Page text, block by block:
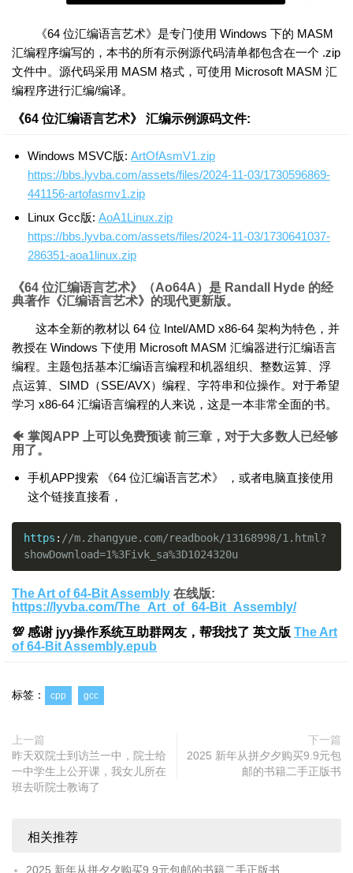
《64 位汇编语言艺术》是专门使用 Windows 下的 MASM
汇编程序编写的，本书的所有示例源代码清单都包含在一个 .zip
文件中。源代码采用 MASM 格式，可使用 Microsoft MASM 汇
编程序进行汇编/编译。
《64 位汇编语言艺术》 汇编示例源码文件:
Windows MSVC版: ArtOfAsmV1.zip
https://bbs.lyvba.com/assets/files/2024-11-03/1730596869-
441156-artofasmv1.zip
Linux Gcc版: AoA1Linux.zip
https://bbs.lyvba.com/assets/files/2024-11-03/1730641037-
286351-aoa1linux.zip
《64 位汇编语言艺术》（Ao64A）是 Randall Hyde 的经
典著作《汇编语言艺术》的现代更新版。
这本全新的教材以 64 位 Intel/AMD x86-64 架构为特色，并
教授在 Windows 下使用 Microsoft MASM 汇编器进行汇编语言
编程。主题包括基本汇编语言编程和机器组织、整数运算、浮
点运算、SIMD（SSE/AVX）编程、字符串和位操作。对于希望
学习 x86-64 汇编语言编程的人来说，这是一本非常全面的书。
🐠 掌阅APP 上可以免费预读 前三章，对于大多数人已经够
用了。
手机APP搜索 《64 位汇编语言艺术》 ，或者电脑直接使用
这个链接直接看，
https : //m.zhangyue.com/readbook/13168998/1.html?
showDownload=1%3Fivk_sa%3D1024320u
The Art of 64-Bit Assembly 在线版:
https://lyvba.com/The_Art_of_64-Bit_Assembly/
💯 感谢 jyy操作系统互助群网友，帮我找了 英文版 The Art
of 64-Bit Assembly.epub
标签： cpp gcc
上一篇
昨天双院士到访兰一中，院士给
一中学生上公开课，我女儿所在
班去听院士教诲了
下一篇
2025 新年从拼夕夕购买9.9元包
邮的书籍二手正版书
相关推荐
2025 新年从拼夕夕购买9.9元包邮的书籍二手正版书